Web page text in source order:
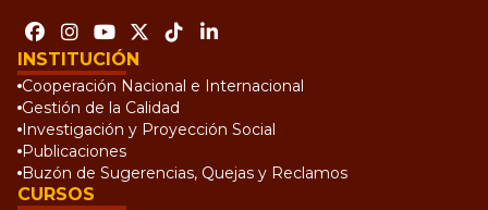
INSTITUCIÓN
Cooperación Nacional e Internacional
Gestión de la Calidad
Investigación y Proyección Social
Publicaciones
Buzón de Sugerencias, Quejas y Reclamos
CURSOS